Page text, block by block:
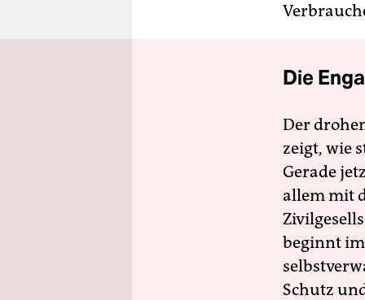
Die
Der
zeigt, wie
Gerade
allem mit
beginnt
Schutz